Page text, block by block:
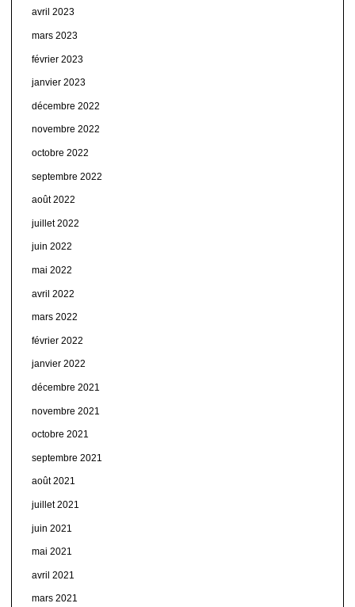
avril 2023
mars 2023
février 2023
janvier 2023
décembre 2022
novembre 2022
octobre 2022
septembre 2022
août 2022
juillet 2022
juin 2022
mai 2022
avril 2022
mars 2022
février 2022
janvier 2022
décembre 2021
novembre 2021
octobre 2021
septembre 2021
août 2021
juillet 2021
juin 2021
mai 2021
avril 2021
mars 2021